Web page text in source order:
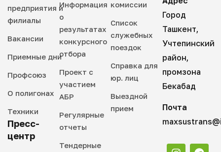
предприятия и
филиалы
Вакансии
Приемные дни
Профсоюз
О полигонах
Техники
Пресс-
центр
Информация
о
результатах
конкурсного
отбора
Проект с
участием
АБР
Регулярные
отчеты
Тендерные
комиссии
Список
служебных
поездок
Справка для
юр. лиц
Выездной
прием
Город
Ташкент,
Учтепинский
район,
промзона
Бекабад
Почта